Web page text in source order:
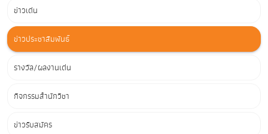
ข่าวเด่น
ข่าวประชาสัมพันธ์
รางวัล/ผลงานเด่น
กิจกรรมสำนักวิชา
ข่าวรับสมัคร